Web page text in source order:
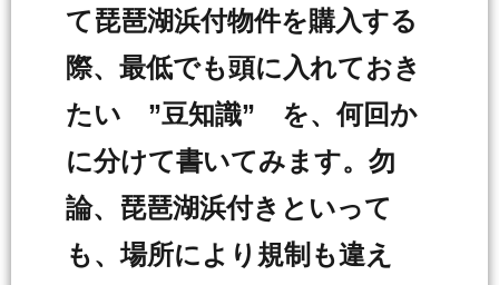
て琵琶湖浜付物件を購入する
際、最低でも頭に入れておき
たい ”豆知識” を、何回か
に分けて書いてみます。勿
論、琵琶湖浜付きといって
も、場所により規制も違え